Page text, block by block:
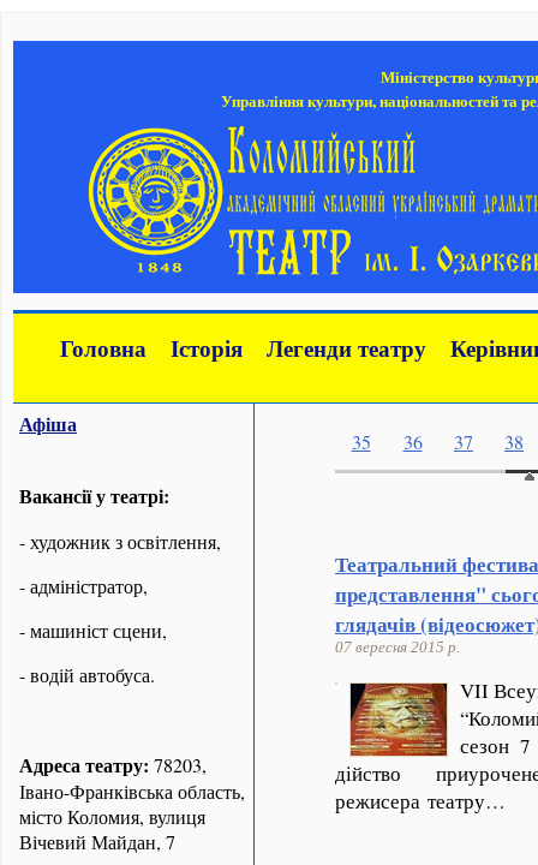
Міністерство
Управління культури, національностей та
Головна Історія Легенди театру
Афіша
Вакансії у театрі:
- художник з освітлення,
- адміністратор,
- машиніст сцени,
- водій автобуса.
Адреса театру: 78203,
Івано-Франківська область,
місто Коломия, вулиця
Вічевий Майдан, 7
35 36 37 38
Театральний
представлення"
глядачів
07 вересня 2015 р.
VII
сезон 7
дійство
режисера театру…